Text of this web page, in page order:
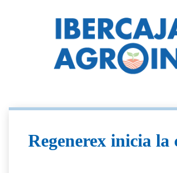
Regenerex inicia